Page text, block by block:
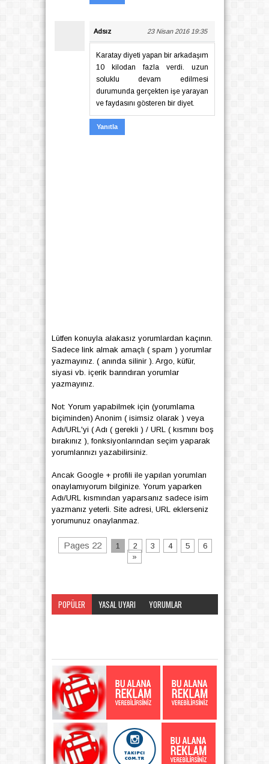
Adsız 23 Nisan 2016 19:35
Karatay diyeti yapan bir arkadaşım
10 kilodan fazla verdi. uzun
soluklu devam edilmesi
durumunda gerçekten işe yarayan
ve faydasını gösteren bir diyet.
Yanıtla
Lütfen konuyla alakasız yorumlardan kaçının.
Sadece link almak amaçlı ( spam ) yorumlar
yazmayınız. ( anında silinir ). Argo, küfür,
siyasi vb. içerik barındıran yorumlar
yazmayınız.
Not: Yorum yapabilmek için (yorumlama
biçiminden) Anonim ( isimsiz olarak ) veya
Adı/URL'yi ( Adı ( gerekli ) / URL ( kısmını boş
bırakınız ), fonksiyonlarından seçim yaparak
yorumlarınızı yazabilirsiniz.
Ancak Google + profili ile yapılan yorumları
onaylamıyorum bilginize. Yorum yaparken
Adı/URL kısmından yaparsanız sadece isim
yazmanız yeterli. Site adresi, URL eklerseniz
yorumunuz onaylanmaz.
Pages 22 1 2 3 4 5
6
»
POPÜLER YASAL UYARI
YORUMLAR